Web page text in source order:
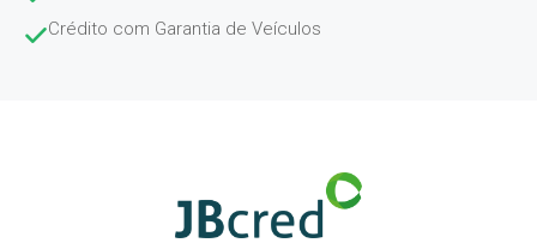
Crédito com Garantia de Veículos